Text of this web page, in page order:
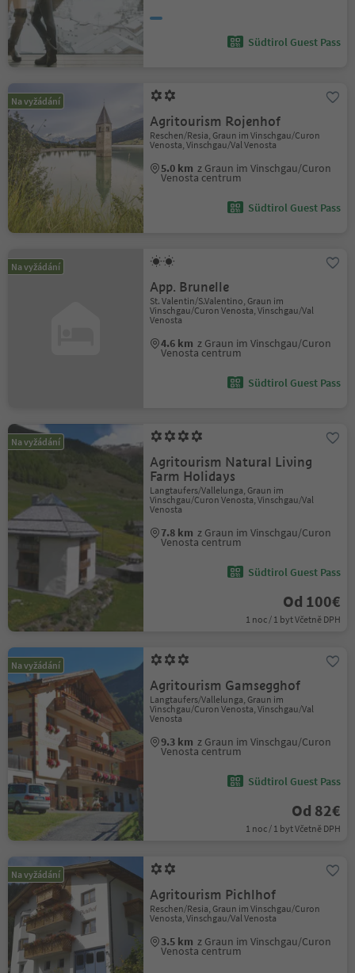
Südtirol Guest Pass
Na vyžádání
Agritourism Rojenhof
Reschen/Resia, Graun im Vinschgau/Curon
Venosta, Vinschgau/Val Venosta
5.0 km z Graun im Vinschgau/Curon
Venosta centrum
Südtirol Guest Pass
Na vyžádání
App. Brunelle
St. Valentin/S.Valentino, Graun im
Vinschgau/Curon Venosta, Vinschgau/Val
Venosta
4.6 km z Graun im Vinschgau/Curon
Venosta centrum
Südtirol Guest Pass
Na vyžádání
Agritourism Natural Living
Farm Holidays
Langtaufers/Vallelunga, Graun im
Vinschgau/Curon Venosta, Vinschgau/Val
Venosta
7.8 km z Graun im Vinschgau/Curon
Venosta centrum
Südtirol Guest Pass
Od 100€
1 noc / 1 byt Včetně DPH
Na vyžádání
Agritourism Gamsegghof
Langtaufers/Vallelunga, Graun im
Vinschgau/Curon Venosta, Vinschgau/Val
Venosta
9.3 km z Graun im Vinschgau/Curon
Venosta centrum
Südtirol Guest Pass
Od 82€
1 noc / 1 byt Včetně DPH
Na vyžádání
Agritourism Pichlhof
Reschen/Resia, Graun im Vinschgau/Curon
Venosta, Vinschgau/Val Venosta
3.5 km z Graun im Vinschgau/Curon
Venosta centrum